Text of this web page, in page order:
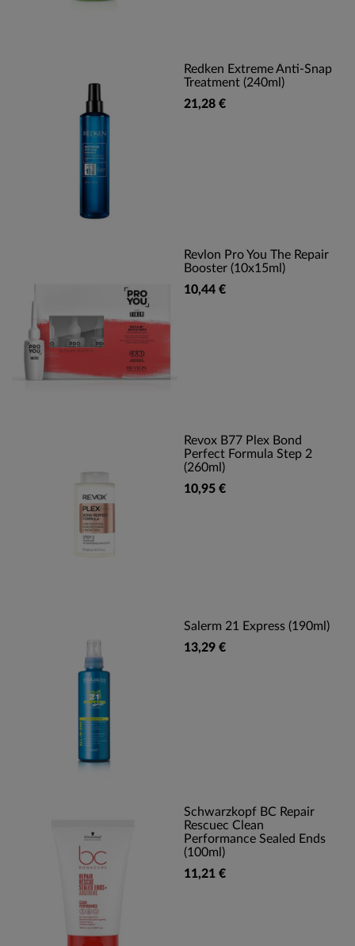
Redken Extreme Anti-Snap
Treatment (240ml)
21,28 €
Revlon Pro You The Repair
Booster (10x15ml)
10,44 €
Revox B77 Plex Bond
Perfect Formula Step 2
(260ml)
10,95 €
Salerm 21 Express (190ml)
13,29 €
Schwarzkopf BC Repair
Rescuec Clean
Performance Sealed Ends
(100ml)
11,21 €